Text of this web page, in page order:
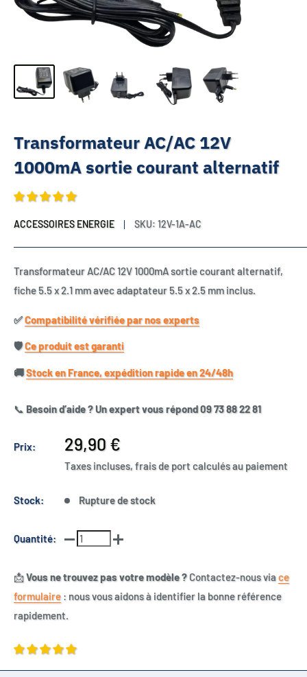
Transformateur AC/AC 12V
1000mA sortie courant alternatif
ACCESSOIRES ENERGIE SKU: 12V-1A-AC
Transformateur AC/AC 12V 1000mA sortie courant alternatif,
fiche 5.5 x 2.1 mm avec adaptateur 5.5 x 2.5 mm inclus.
✅​Compatibilité vérifiée par nos experts
🛡️​Ce produit est garanti
🚚​Stock en France, expédition rapide en 24/48h
📞 Besoin d’aide ? Un expert vous répond 09 73 88 22 81
Prix:
Prix
réduit
29,90 €
Taxes incluses, frais de port calculés au paiement
Stock: Rupture de stock
Quantité:
📩Vous ne trouvez pas votre modèle ?Contactez-nous viace
formulaire : nous vous aidons à identifier la bonne référence
rapidement.